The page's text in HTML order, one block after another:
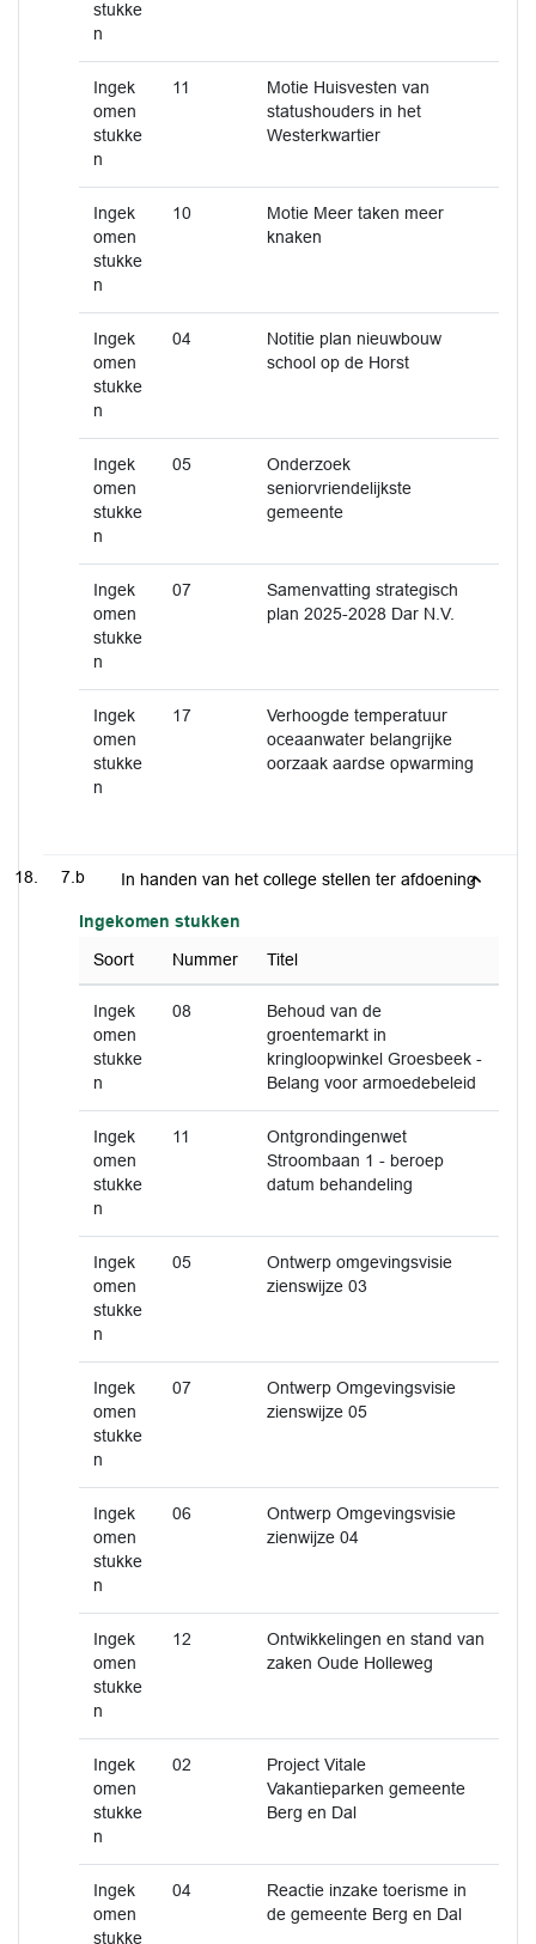
stukke
n
Ingek
omen
stukke
n
11
Motie Huisvesten van
statushouders in het
Westerkwartier
Ingek
omen
stukke
n
10
Motie Meer taken meer
knaken
Ingek
omen
stukke
n
04
Notitie plan nieuwbouw
school op de Horst
Ingek
omen
stukke
n
05
Onderzoek
seniorvriendelijkste
gemeente
Ingek
omen
stukke
n
07
Samenvatting strategisch
plan 2025-2028 Dar N.V.
Ingek
omen
stukke
n
17
Verhoogde temperatuur
oceaanwater belangrijke
oorzaak aardse opwarming
7.b In handen van het college stellen ter afdoening
Ingekomen stukken
Soort
Nummer Titel
Ingek
omen
stukke
n
08
Behoud van de
groentemarkt in
kringloopwinkel Groesbeek -
Belang voor armoedebeleid
Ingek
omen
stukke
n
11
Ontgrondingenwet
Stroombaan 1 - beroep
datum behandeling
Ingek
omen
stukke
n
05
Ontwerp omgevingsvisie
zienswijze 03
Ingek
omen
stukke
n
07
Ontwerp Omgevingsvisie
zienswijze 05
Ingek
omen
stukke
n
06
Ontwerp Omgevingsvisie
zienwijze 04
Ingek
omen
stukke
n
12
Ontwikkelingen en stand van
zaken Oude Holleweg
Ingek
omen
stukke
n
02
Project Vitale
Vakantieparken gemeente
Berg en Dal
Ingek
omen
stukke
04
Reactie inzake toerisme in
de gemeente Berg en Dal